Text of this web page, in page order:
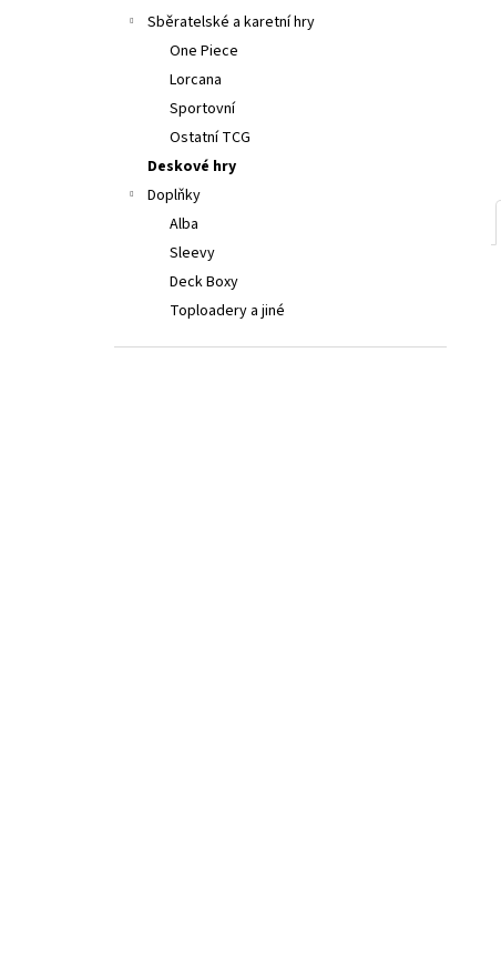
Sběratelské a karetní hry
One Piece
Lorcana
Sportovní
Ostatní TCG
Deskové hry
Doplňky
Alba
Sleevy
Deck Boxy
Toploadery a jiné
BOX
4 999 Kč